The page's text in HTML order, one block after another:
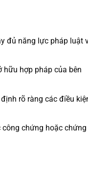
đủ năng lực pháp luật
hợp pháp của bên
rõ ràng các điều
chứng hoặc chứng